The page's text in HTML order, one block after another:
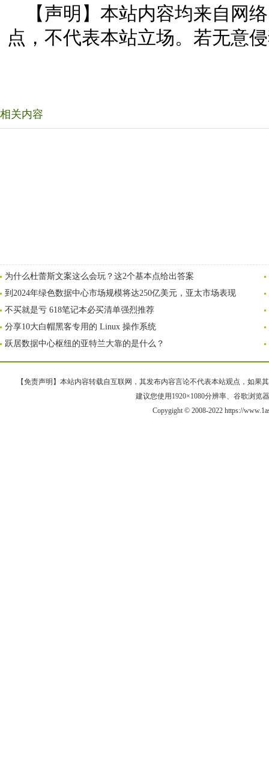
【声明】本站内容均来自网
点，不代表本站立场。若无意
相关内容
为什么杜蕾斯文案这么会玩？这2个基本点给出答案
到2024年绿色数据中心市场规模将达250亿美元，亚太市场表现
不买就是亏 618笔记本必买清单强烈推荐
分享10大白帽黑客专用的 Linux 操作系统
跃居数据中心枢纽的亚特兰大靠的是什么？
【免责声明】本站内容转载自互联网，其发布内容言论不代表本站观点，如果
建议您使用1920×1080分辨率、谷歌浏览
Copygight © 2008-2022 https://